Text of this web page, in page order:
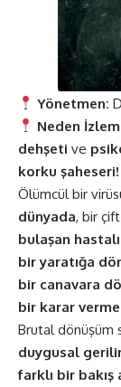
Yönetmen:
Neden
dehşeti ve
korku şaheseri!
Ölümcül bir
dünyada, bir çift
bulaşan
bir yaratığa
bir canavara
bir karar
Brutal dönüşüm
duygusal
farklı bir bakış